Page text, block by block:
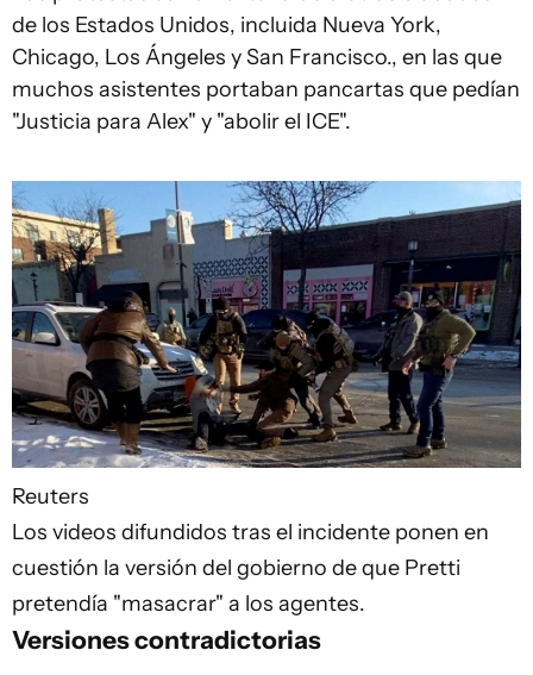
de los Estados Unidos, incluida Nueva York,
Chicago, Los Ángeles y San Francisco., en las que
muchos asistentes portaban pancartas que pedían
"Justicia para Alex" y "abolir el ICE".
Reuters
Los videos difundidos tras el incidente ponen en
cuestión la versión del gobierno de que Pretti
pretendía "masacrar" a los agentes.
Versiones contradictorias